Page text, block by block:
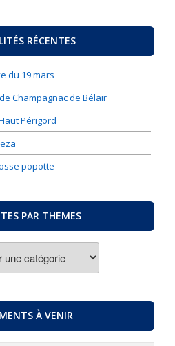
RÉCENTES
du 19 mars
Champagnac de Bélair
Périgord
popotte
PAR THEMES
À VENIR